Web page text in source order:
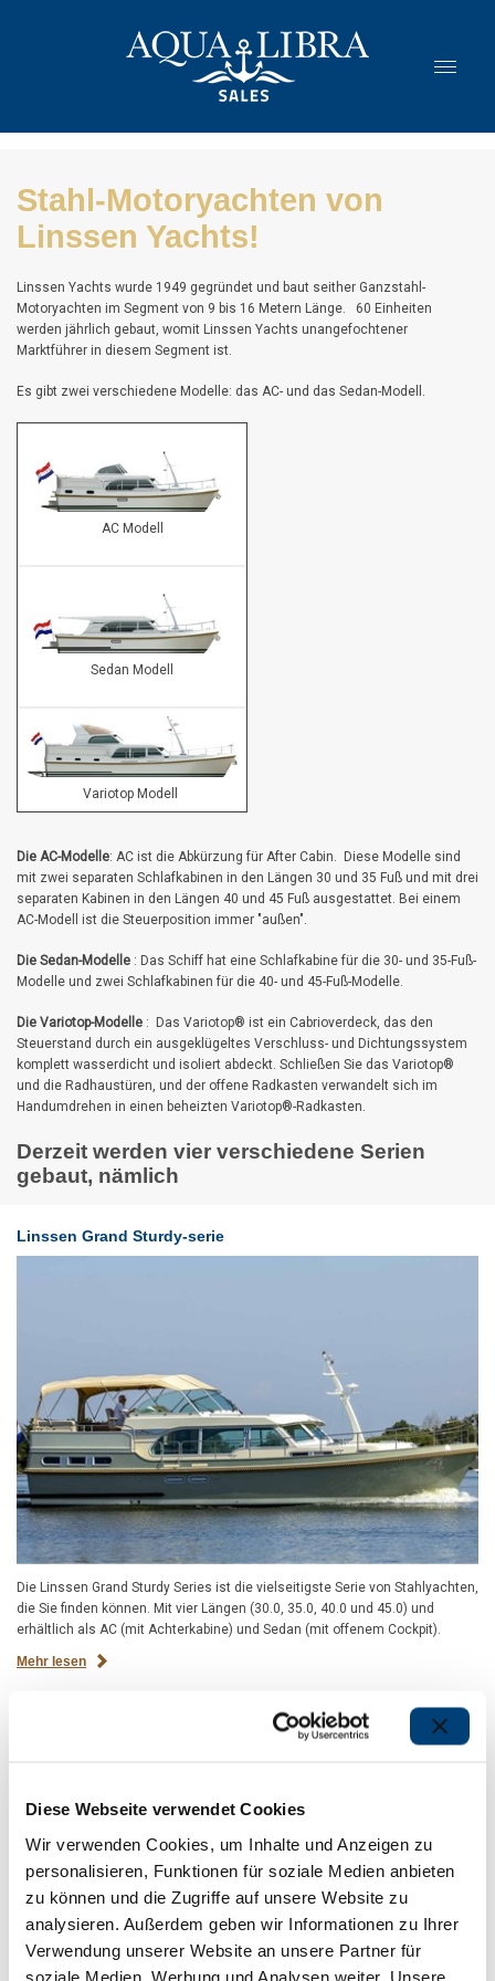
Diese Webseite verwendet Cookies
Wir verwenden Cookies, um Inhalte und Anzeigen zu
personalisieren, Funktionen für soziale Medien anbieten
zu können und die Zugriffe auf unsere Website zu
analysieren. Außerdem geben wir Informationen zu Ihrer
Verwendung unserer Website an unsere Partner für
soziale Medien, Werbung und Analysen weiter. Unsere
Stahl-Motoryachten von
Linssen Yachts!
Linssen Yachts wurde 1949 gegründet und baut seither Ganzstahl-
Motoryachten im Segment von 9 bis 16 Metern Länge. 60 Einheiten
werden jährlich gebaut, womit Linssen Yachts unangefochtener
Marktführer in diesem Segment ist.
Es gibt zwei verschiedene Modelle: das AC- und das Sedan-Modell.
AC Modell
Sedan Modell
Variotop Modell
Die AC-Modelle: AC ist die Abkürzung für After Cabin. Diese Modelle sind
mit zwei separaten Schlafkabinen in den Längen 30 und 35 Fuß und mit drei
separaten Kabinen in den Längen 40 und 45 Fuß ausgestattet. Bei einem
AC-Modell ist die Steuerposition immer "außen".
Die Sedan-Modelle : Das Schiff hat eine Schlafkabine für die 30- und 35-Fuß-
Modelle und zwei Schlafkabinen für die 40- und 45-Fuß-Modelle.
Die Variotop-Modelle : Das Variotop® ist ein Cabrioverdeck, das den
Steuerstand durch ein ausgeklügeltes Verschluss- und Dichtungssystem
komplett wasserdicht und isoliert abdeckt. Schließen Sie das Variotop®
und die Radhaustüren, und der offene Radkasten verwandelt sich im
Handumdrehen in einen beheizten Variotop®-Radkasten.
Derzeit werden vier verschiedene Serien
gebaut, nämlich
Linssen Grand Sturdy-serie
Die Linssen Grand Sturdy Series ist die vielseitigste Serie von Stahlyachten,
die Sie finden können. Mit vier Längen (30.0, 35.0, 40.0 und 45.0) und
erhältlich als AC (mit Achterkabine) und Sedan (mit offenem Cockpit).
Mehr lesen